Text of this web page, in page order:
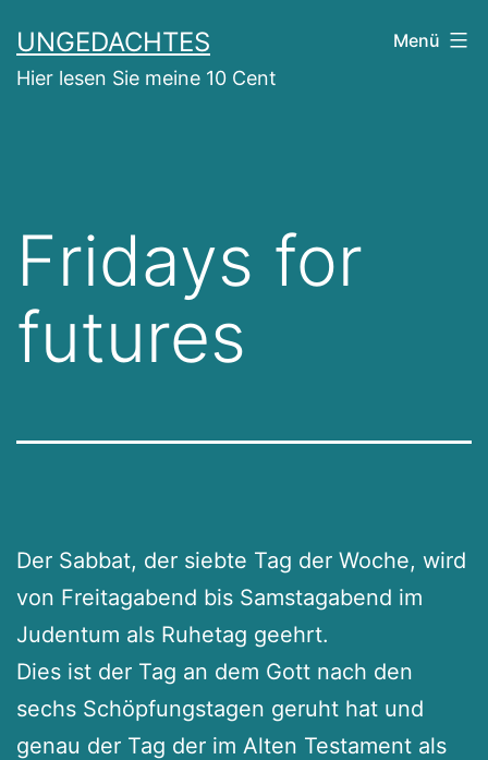
Inhalt
springen
UNGEDACHTES
Hier lesen Sie meine 10 Cent
Menü
Fridays for
futures
Der Sabbat, der siebte Tag der Woche, wird
von Freitagabend bis Samstagabend im
Judentum als Ruhetag geehrt.
Dies ist der Tag an dem Gott nach den
sechs Schöpfungstagen geruht hat und
genau der Tag der im Alten Testament als